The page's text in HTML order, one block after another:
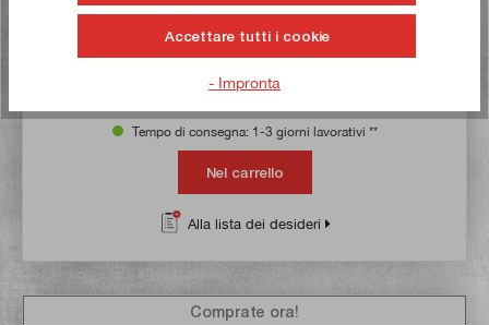
Articolo n:
21088
32,00 €*
39,00 €*
Tempo di consegna: 1-3 giorni lavorativi **
Nel carrello
Alla lista dei desideri
Comprate ora!
Accettare tutti i cookie
- Impronta